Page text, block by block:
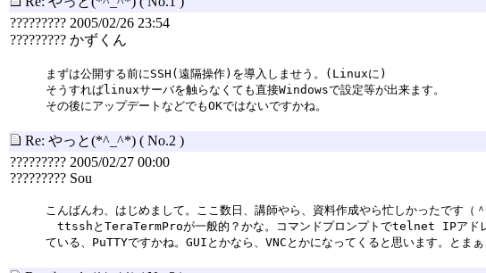
????????? 2005/02/26 23:54
????????? かずくん
まずは公開する前にSSH(遠隔操作)を導入しませう。(Linuxに)
そうすればlinuxサーバを触らなくても直接Windowsで設定等が出来ます。
その後にアップデートなどでもOKではないですかね。
Re: やっと(*^_^*) ( No.2 )
????????? 2005/02/27 00:00
????????? Sou
こんばんわ、はじめまして。ここ数日、講師やら、資料作成やら忙しかったです（＾
ttsshとTeraTermProが一般的？かな。コマンドプロンプトでtelnet IPアドレス
ている、PuTTYですかね。GUIとかなら、VNCとかになってくると思います。とま